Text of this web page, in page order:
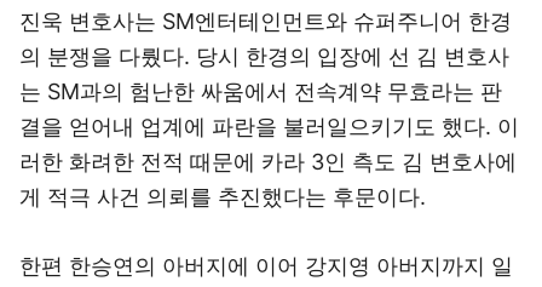
진욱 변호사는 SM엔터테인먼트와 슈퍼주니어 한경
의 분쟁을 다뤘다. 당시 한경의 입장에 선 김 변호사
는 SM과의 험난한 싸움에서 전속계약 무효라는 판
결을 얻어내 업계에 파란을 불러일으키기도 했다. 이
러한 화려한 전적 때문에 카라 3인 측도 김 변호사에
게 적극 사건 의뢰를 추진했다는 후문이다.
한편 한승연의 아버지에 이어 강지영 아버지까지 일